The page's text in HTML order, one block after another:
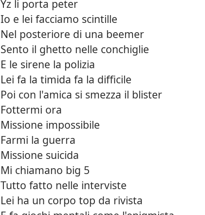
Yz li porta peter
Io e lei facciamo scintille
Nel posteriore di una beemer
Sento il ghetto nelle conchiglie
E le sirene la polizia
Lei fa la timida fa la difficile
Poi con l'amica si smezza il blister
Fottermi ora
Missione impossibile
Farmi la guerra
Missione suicida
Mi chiamano big 5
Tutto fatto nelle interviste
Lei ha un corpo top da rivista